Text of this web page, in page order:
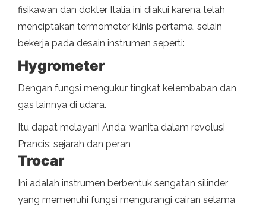
fisikawan dan dokter Italia ini diakui karena telah
menciptakan termometer klinis pertama, selain
bekerja pada desain instrumen seperti:
Hygrometer
Dengan fungsi mengukur tingkat kelembaban dan
gas lainnya di udara.
Itu dapat melayani Anda: wanita dalam revolusi
Prancis: sejarah dan peran
Trocar
Ini adalah instrumen berbentuk sengatan silinder
yang memenuhi fungsi mengurangi cairan selama